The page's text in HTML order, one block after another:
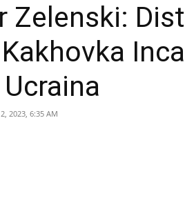
–
iDevice.ro
Zelenski:
2023, 6:35 AM